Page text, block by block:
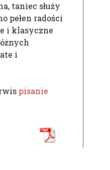
taniec służy
pełen radości
i klasyczne
i
pisanie